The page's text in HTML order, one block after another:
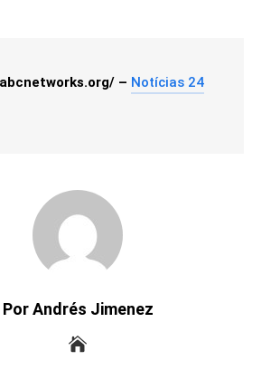
– Notícias 24
Por Andrés Jimenez